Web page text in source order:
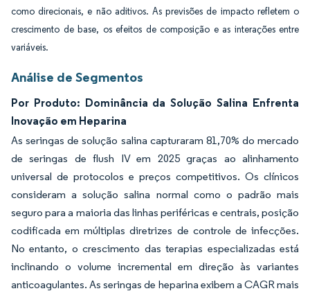
como direcionais, e não aditivos. As previsões de impacto refletem o
crescimento de base, os efeitos de composição e as interações entre
variáveis.
Análise de Segmentos
Por Produto: Dominância da Solução Salina Enfrenta
Inovação em Heparina
As seringas de solução salina capturaram 81,70% do mercado
de seringas de flush IV em 2025 graças ao alinhamento
universal de protocolos e preços competitivos. Os clínicos
consideram a solução salina normal como o padrão mais
seguro para a maioria das linhas periféricas e centrais, posição
codificada em múltiplas diretrizes de controle de infecções.
No entanto, o crescimento das terapias especializadas está
inclinando o volume incremental em direção às variantes
anticoagulantes. As seringas de heparina exibem a CAGR mais